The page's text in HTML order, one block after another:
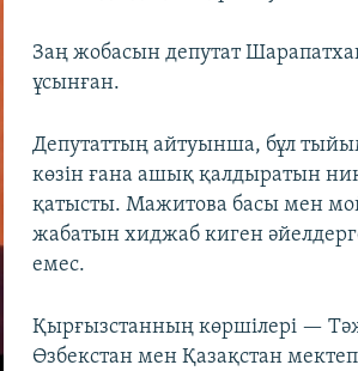
Заң жобасын депутат
ұсынған.
Депутаттың айтуынша, бұл
көзін ғана ашық қалдыратын
қатысты. Мажитова басы мен
жабатын хиджаб киген
емес.
Қырғызстанның көршілері —
Өзбекстан мен Қазақстан